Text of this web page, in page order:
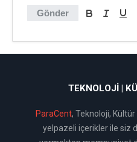
Gönder
TEKNOLOJI |
ParaCent, Teknoloji,
yelpazeli içerikler ile siz